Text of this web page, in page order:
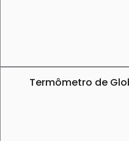
Termômetro de